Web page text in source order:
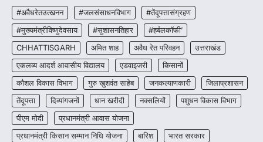
3
हरित विकास और किसानों की आय…
4
CHHATTISGARH
CG : पांच माह की अनुष्का को मिला नया
जीवन, चिरायु योजना से संभव हुई सफल सर्जरी
More Khabar August 7, 2026
रायपुर। राष्ट्रीय बाल स्वास्थ्य कार्यक्रम (चिरायु) के तहत
जशपुर जिले की 5 माह की मासूम…
#अवैधरेतउत्खनन #जलसंसाधनविभाग
#तेंदूपत्तासंग्रहण
#मुख्यमंत्रीविष्णुदेवसाय
#सुशासनतिहार
#हर्बलकॉफी’
CHHATTISGARH
अमित शाह अवैध रेत परिवहन
उत्तराखंड
एकलव्य आदर्श आवासीय विद्यालय
एडवाइजरी
किसानों
कौशल विकास विभाग
गुरु खुशवंत साहेब जनकल्याणकारी
जिलाप्रशासन
तेंदूपत्ता
दिव्यांगजनों धान खरीदी नक्सलियों
पशुधन विकास विभाग
पीएम मोदी
प्रधानमंत्री आवास योजना
प्रधानमंत्री किसान सम्मान निधि योजना
बारिश भारत सरकार